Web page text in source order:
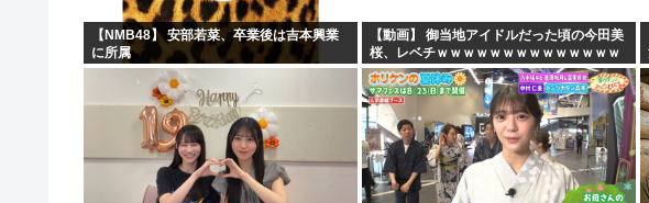
【NMB48】 安部若菜、卒業後は吉本興業
に所属
【動画】 御当地アイドルだった頃の今田美
桜、レベチｗｗｗｗｗｗｗｗｗｗｗｗｗｗ
ｗｗｗｗ